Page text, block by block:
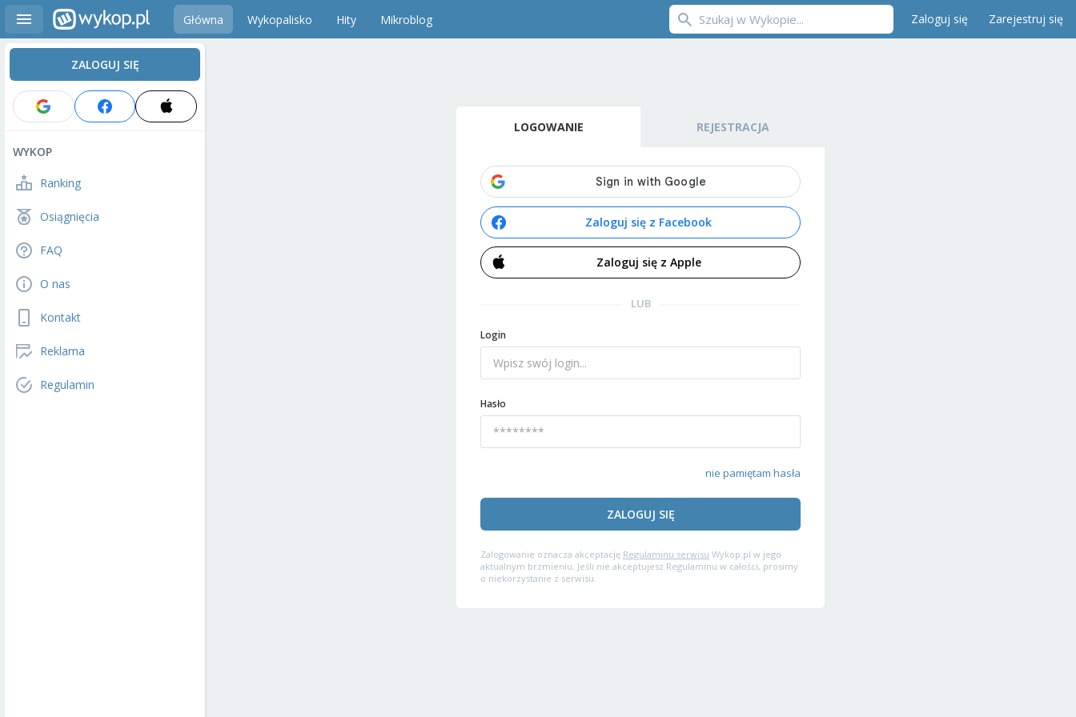
Główna Wykopalisko Hity Mikroblog Zaloguj się Zarejestruj się
ZALOGUJ SIĘ
WYKOP
Ranking
Osiągnięcia
FAQ
O nas
Kontakt
Reklama
Regulamin
LOGOWANIE REJESTRACJA
Zaloguj się z Facebook
Zaloguj się z Apple
LUB
Login
Hasło
nie pamiętam hasła
ZALOGUJ SIĘ
Zalogowanie oznacza akceptację Regulaminu serwisu Wykop.pl w jego
aktualnym brzmieniu. Jeśli nie akceptujesz Regulaminu w całości, prosimy
o niekorzystanie z serwisu.